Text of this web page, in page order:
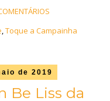
Toque a Campainha
de 2019
Be Liss da